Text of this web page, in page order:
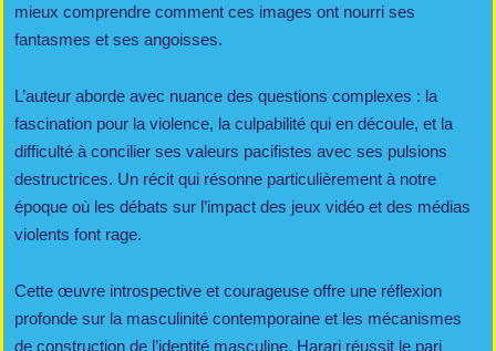
mieux comprendre comment ces images ont nourri ses
fantasmes et ses angoisses.
L’auteur aborde avec nuance des questions complexes : la
fascination pour la violence, la culpabilité qui en découle, et la
difficulté à concilier ses valeurs pacifistes avec ses pulsions
destructrices. Un récit qui résonne particulièrement à notre
époque où les débats sur l’impact des jeux vidéo et des médias
violents font rage.
Cette œuvre introspective et courageuse offre une réflexion
profonde sur la masculinité contemporaine et les mécanismes
de construction de l’identité masculine. Harari réussit le pari